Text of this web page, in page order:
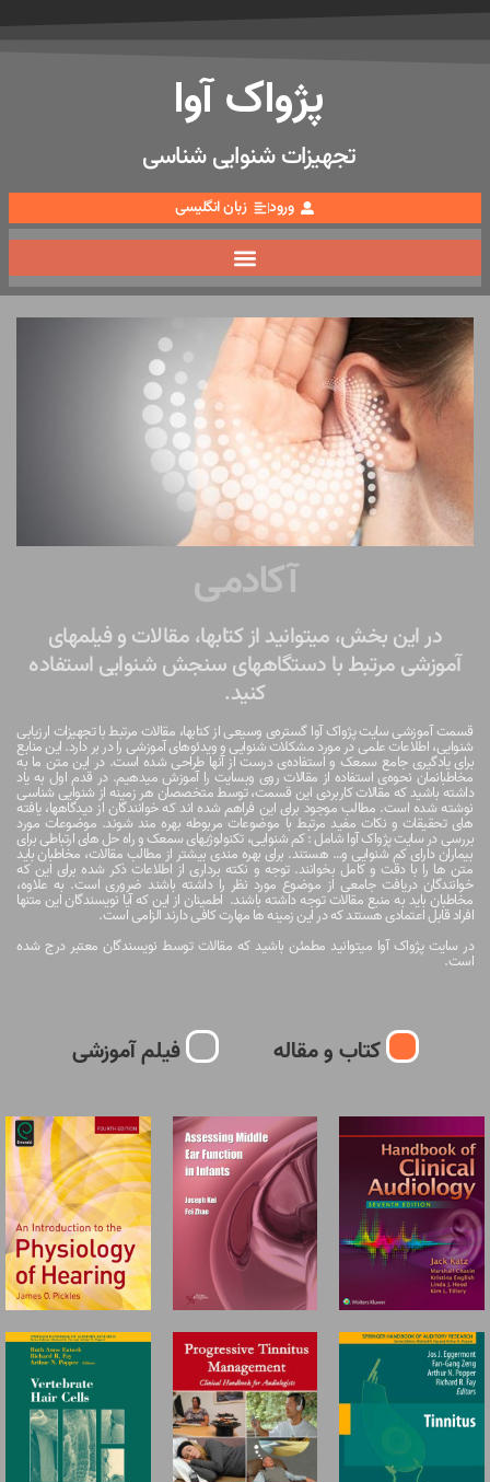
پژواک آوا
تجهیزات شنوایی شناسی
ورود زبان انگلیسی
آکادمی
در این بخش، میتوانید از کتابها، مقالات و فیلمهای
آموزشی مرتبط با دستگاههای سنجش شنوایی استفاده
کنید.
قسمت آموزشی سایت پژواک آوا گستره‌ی وسیعی از کتابها، مقالات مرتبط با تجهیزات ارزیابی
شنوایی، اطلاعات علمی در مورد مشکلات شنوایی و ویدئوهای آموزشی را در بر دارد. این منابع
برای یادگیری جامع سمعک و استفاده‌ی درست از آنها طراحی شده است. در این متن ما به
مخاطبانمان نحوه‌ی استفاده از مقالات روی وبسایت را آموزش میدهیم. در قدم اول به یاد
داشته باشید که مقالات کاربردی این قسمت، توسط متخصصان هر زمینه از شنوایی شناسی
نوشته شده است. مطالب موجود برای این فراهم شده اند که خوانندگان از دیدگاهها، یافته
های تحقیقات و نکات مفید مرتبط با موضوعات مربوطه بهره مند شوند. موضوعات مورد
بررسی در سایت پژواک آوا شامل : کم شنوایی، تکنولوژیهای سمعک و راه حل های ارتباطی برای
بیماران دارای کم شنوایی و… هستند. برای بهره مندی بیشتر از مطالب مقالات، مخاطبان باید
متن ها را با دقت و کامل بخوانند. توجه و نکته برداری از اطلاعات ذکر شده برای این که
خوانندگان دریافت جامعی از موضوع مورد نظر را داشته باشند ضروری است. به علاوه،
مخاطبان باید به منبع مقالات توجه داشته باشند. اطمینان از این که آیا نویسندگان این متنها
افراد قابل اعتمادی هستند که در این زمینه ها مهارت کافی دارند الزامی است.
در سایت پژواک آوا میتوانید مطمئن باشید که مقالات توسط نویسندگان معتبر درج شده
است.
کتاب و مقاله فیلم آموزشی